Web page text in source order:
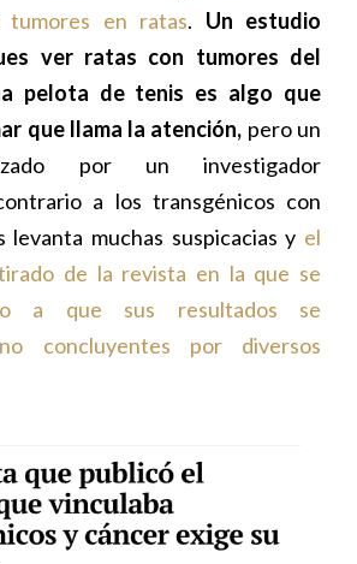
tumores en ratas. Un estudio
ver ratas con tumores del
pelota de tenis es algo que
que llama la atención, pero un
por un investigador
a los transgénicos con
levanta muchas suspicacias y el
de la revista en la que se
a que sus resultados se
concluyentes por diversos